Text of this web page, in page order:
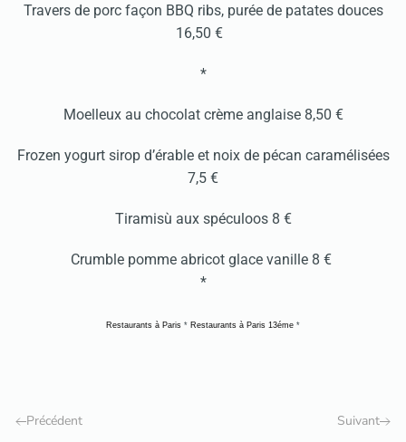
Travers de porc façon BBQ ribs, purée de patates douces
16,50 €
*
Moelleux au chocolat crème anglaise 8,50 €
Frozen yogurt sirop d’érable et noix de pécan caramélisées
7,5 €
Tiramisù aux spéculoos 8 €
Crumble pomme abricot glace vanille 8 €
*
Restaurants à Paris * Restaurants à Paris 13éme *
Précédent Suivant